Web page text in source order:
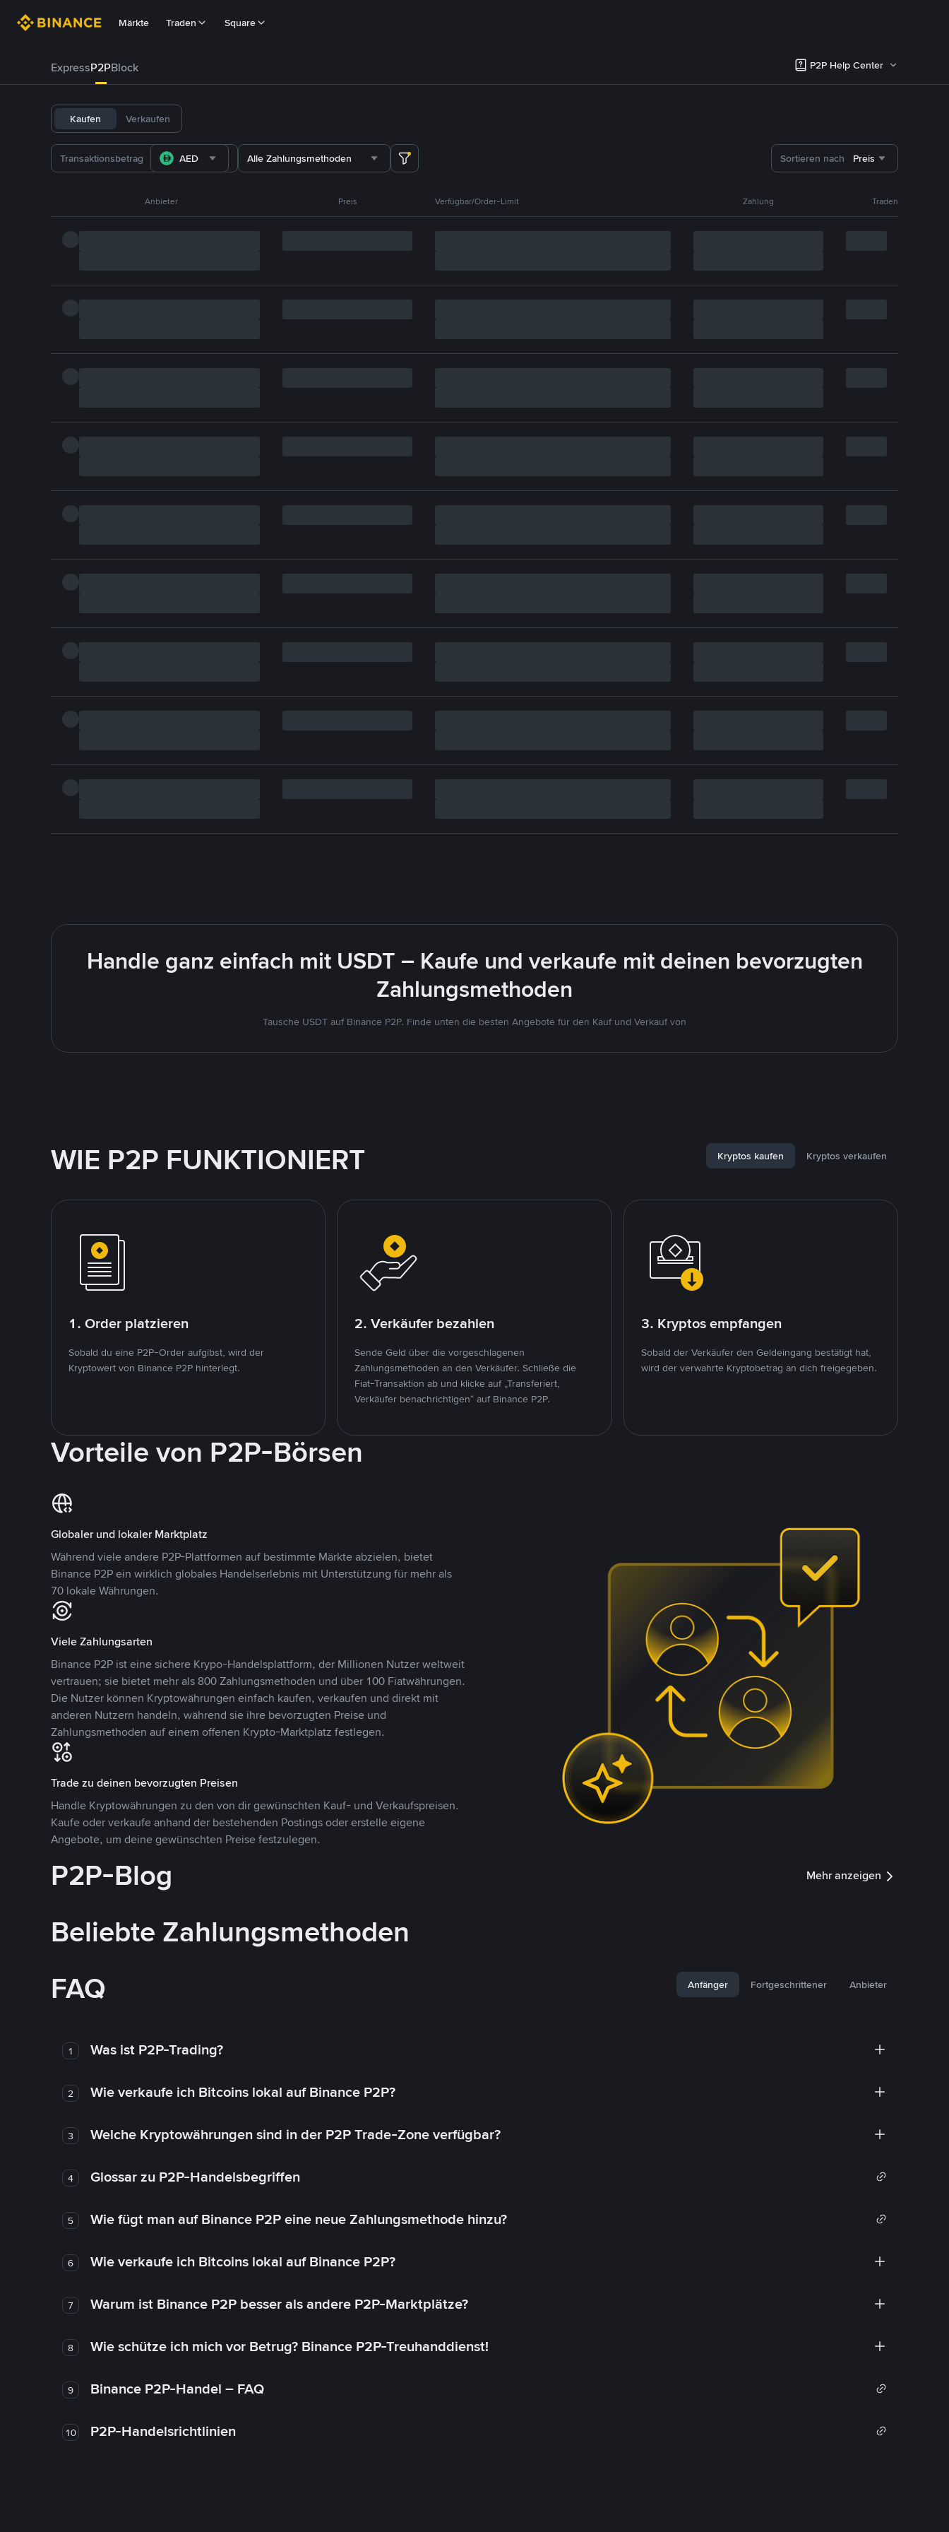
Märkte Traden Square
ExpressP2PBlock P2P Help Center
Kaufen Verkaufen
AED Alle Zahlungsmethoden Sortieren nach Preis
Anbieter Preis Verfügbar/Order-Limit Zahlung Traden
Handle ganz einfach mit USDT – Kaufe und verkaufe mit deinen bevorzugten
Zahlungsmethoden
Tausche USDT auf Binance P2P. Finde unten die besten Angebote für den Kauf und Verkauf von
WIE P2P FUNKTIONIERT Kryptos kaufen Kryptos verkaufen
1. Order platzieren
Sobald du eine P2P-Order aufgibst, wird der
Kryptowert von Binance P2P hinterlegt.
2. Verkäufer bezahlen
Sende Geld über die vorgeschlagenen
Zahlungsmethoden an den Verkäufer. Schließe die
Fiat-Transaktion ab und klicke auf „Transferiert,
Verkäufer benachrichtigen“ auf Binance P2P.
3. Kryptos empfangen
Sobald der Verkäufer den Geldeingang bestätigt hat,
wird der verwahrte Kryptobetrag an dich freigegeben.
Vorteile von P2P-Börsen
Globaler und lokaler Marktplatz
Während viele andere P2P-Plattformen auf bestimmte Märkte abzielen, bietet
Binance P2P ein wirklich globales Handelserlebnis mit Unterstützung für mehr als
70 lokale Währungen.
Viele Zahlungsarten
Binance P2P ist eine sichere Krypo-Handelsplattform, der Millionen Nutzer weltweit
vertrauen; sie bietet mehr als 800 Zahlungsmethoden und über 100 Fiatwährungen.
Die Nutzer können Kryptowährungen einfach kaufen, verkaufen und direkt mit
anderen Nutzern handeln, während sie ihre bevorzugten Preise und
Zahlungsmethoden auf einem offenen Krypto-Marktplatz festlegen.
Trade zu deinen bevorzugten Preisen
Handle Kryptowährungen zu den von dir gewünschten Kauf- und Verkaufspreisen.
Kaufe oder verkaufe anhand der bestehenden Postings oder erstelle eigene
Angebote, um deine gewünschten Preise festzulegen.
P2P-Blog Mehr anzeigen
Beliebte Zahlungsmethoden
FAQ
Anfänger Fortgeschrittener Anbieter
1 Was ist P2P-Trading?
2 Wie verkaufe ich Bitcoins lokal auf Binance P2P?
3 Welche Kryptowährungen sind in der P2P Trade-Zone verfügbar?
4 Glossar zu P2P-Handelsbegriffen
5 Wie fügt man auf Binance P2P eine neue Zahlungsmethode hinzu?
6 Wie verkaufe ich Bitcoins lokal auf Binance P2P?
7 Warum ist Binance P2P besser als andere P2P-Marktplätze?
8 Wie schütze ich mich vor Betrug? Binance P2P-Treuhanddienst!
9 Binance P2P-Handel – FAQ
10 P2P-Handelsrichtlinien